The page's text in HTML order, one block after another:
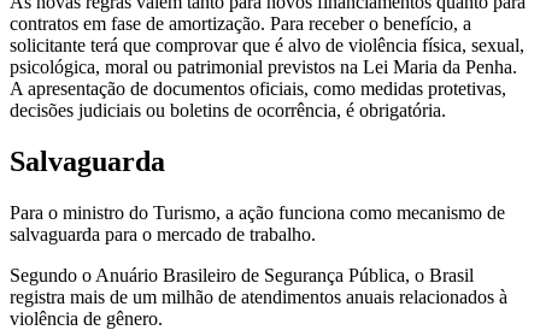
contratos em fase de amortização. Para receber o benefício, a
solicitante terá que comprovar que é alvo de violência física, sexual,
psicológica, moral ou patrimonial previstos na Lei Maria da Penha.
A apresentação de documentos oficiais, como medidas protetivas,
decisões judiciais ou boletins de ocorrência, é obrigatória.
Salvaguarda
Para o ministro do Turismo, a ação funciona como mecanismo de
salvaguarda para o mercado de trabalho.
Segundo o Anuário Brasileiro de Segurança Pública, o Brasil
registra mais de um milhão de atendimentos anuais relacionados à
violência de gênero.